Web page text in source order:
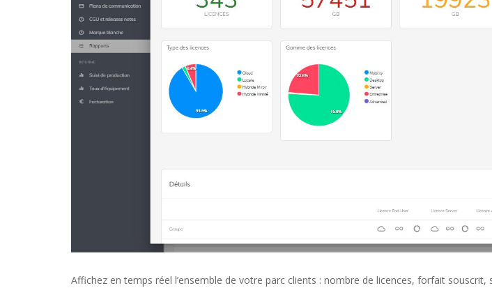
Affichez en temps réel l’ensemble de votre parc clients : nombre de licences, forfait